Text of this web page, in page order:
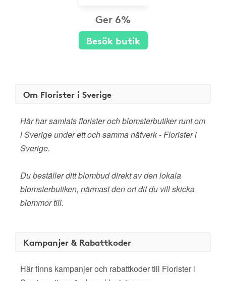
Ger 6%
Besök butik
Om Florister i Sverige
Här har samlats florister och blomsterbutiker runt om
i Sverige under ett och samma nätverk - Florister i
Sverige.
Du beställer ditt blombud direkt av den lokala
blomsterbutiken, närmast den ort dit du vill skicka
blommor till.
Kampanjer & Rabattkoder
Här finns kampanjer och rabattkoder till Florister i